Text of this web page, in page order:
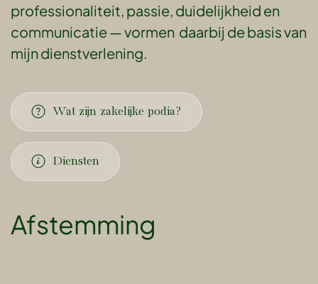
professionaliteit, passie, duidelijkheid en
communicatie — vormen daarbij de basis van
mijn dienstverlening.
Wat zijn zakelijke podia?
Diensten
Afstemming